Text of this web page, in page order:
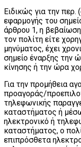
Ειδικώς για την
εφαρμογής του
άρθρου 1, η
τον πολίτη είτε
μηνύματος, έχει
σημείο έναρξης την
κίνησης ή την ώρα
Για την προμήθεια
προαγοράς/
τηλεφωνικής
καταστήματος ή
ηλεκτρονικό ή
καταστήματος, ο
επιπρόσθετα